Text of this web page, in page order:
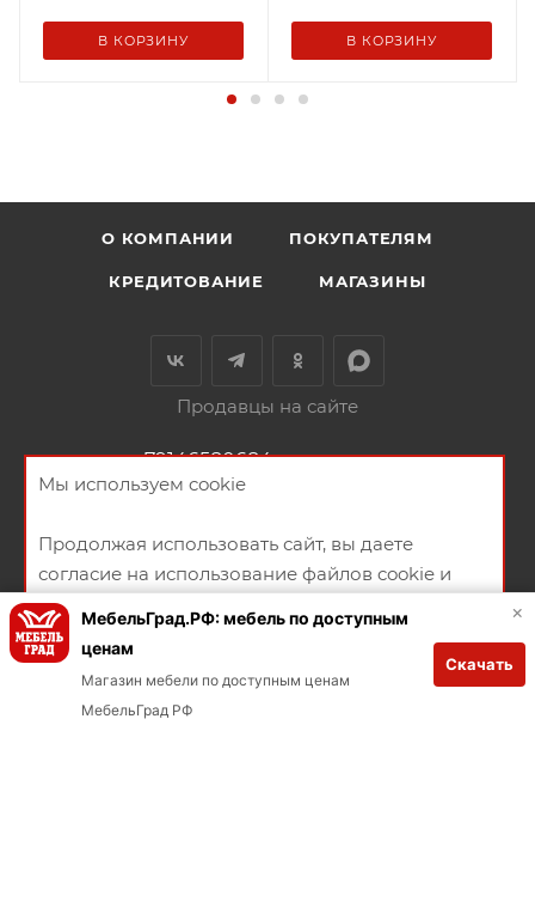
В КОРЗИНУ В КОРЗИНУ
О КОМПАНИИ ПОКУПАТЕЛЯМ
КРЕДИТОВАНИЕ МАГАЗИНЫ
Продавцы на сайте
+79146580684 ЗАКАЗАТЬ ЗВОНОК
НАПИСАТЬ СООБЩЕНИЕ
СОГЛАСИЕ НА ПОЛУЧЕНИЕ РЕКЛАМНО-ИНФОРМАЦИОННЫХ
Заказывай через мобильное приложение
Мы используем cookie
Продолжая использовать сайт, вы даете
согласие на использование файлов cookie и
политикой конфиденциальности
ХОРОШО
×
МебельГрад.РФ: мебель по доступным
ценам
Магазин мебели по доступным ценам
МебельГрад РФ
Скачать